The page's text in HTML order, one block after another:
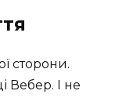
сторони.
Вебер. І не